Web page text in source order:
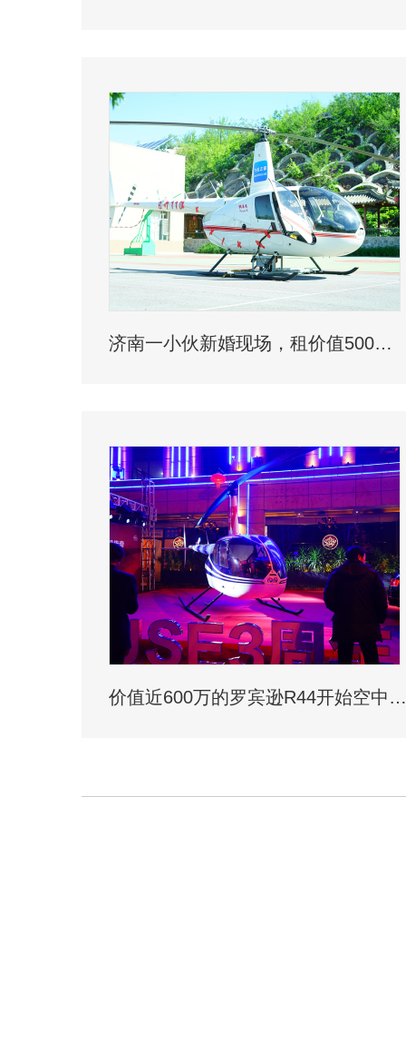
济南一小伙新婚现场，租价值500多万的直升机助阵
价值近600万的罗宾逊R44开始空中飞播造林